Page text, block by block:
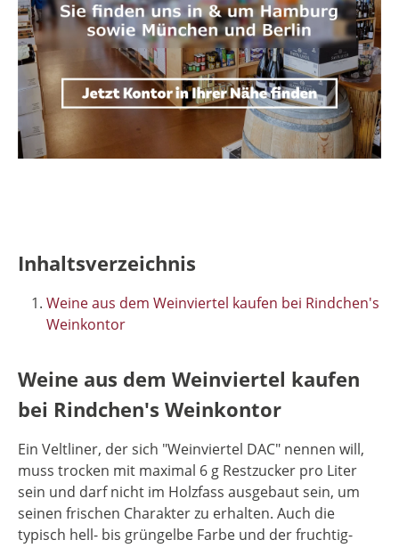
Inhaltsverzeichnis
Weine aus dem Weinviertel kaufen bei Rindchen's
Weinkontor
Weine aus dem Weinviertel kaufen
bei Rindchen's Weinkontor
Ein Veltliner, der sich "Weinviertel DAC" nennen will,
muss trocken mit maximal 6 g Restzucker pro Liter
sein und darf nicht im Holzfass ausgebaut sein, um
seinen frischen Charakter zu erhalten. Auch die
typisch hell- bis grüngelbe Farbe und der fruchtig-